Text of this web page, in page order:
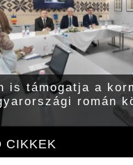
CIKKEK
is támogatja a
román